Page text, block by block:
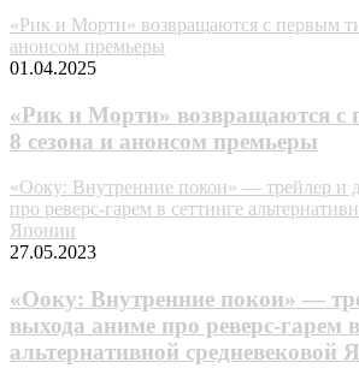
«Рик и Морти» возвращаются с первым
анонсом премьеры
01.04.2025
«Рик и Морти» возвращаются с
8 сезона и анонсом премьеры
«Ооку: Внутренние покои» — трейлер и
про реверс-гарем в сеттинге
Японии
27.05.2023
«Ооку: Внутренние покои» —
выхода аниме про реверс-гарем в
альтернативной средневековой